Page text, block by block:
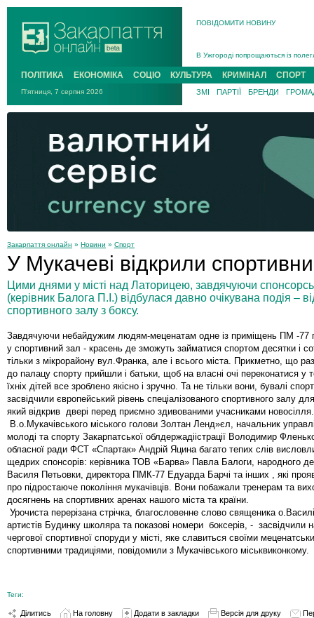
ПОВІДОМИТИ НОВИНУ
В Ужгороді попрощаються із
В Ужгороді 5 серпня
Підтвердили загибель
На війні з рф поліг військовий з
На Хустщині внаслідок ДТП за
Інструктора районного ТЦК на
ПОЛІТИКА ЕКОНОМІКА СОЦІО КУЛЬТУРА КРИМІНАЛ СПОРТ
П'ятниця, 7 серпня 2026 ЗМІ ПАРТІЇ БРЕНДИ
Закарпаття онлайн » Новини » Спорт
У Мукачеві відкрили
Цими днями у місті над Латорицею, завдячуючи
(керівник Балога П.І.) відбулася давно очікувана подія –
спортивного залу з боксу.
Завдячуючи небайдужим людям-меценатам одне із приміщень ПМ -77
у спортивний зал - красень де зможуть займатися спортом десятки і
тільки з мікрорайону вул.Франка, але і всього міста. Прикметно, що
до палацу спорту прийшли і батьки, щоб на власні очі переконатися у
їхніх дітей все зроблено якісно і зручно. Та не тільки вони, бувалі
засвідчили європейський рівень спеціалізованого спортивного залу
який відкрив двері перед приємно здивованими учасниками новосілля.
В.о.Мукачівського міського голови Золтан Ленд»єл, начальник
молоді та спорту Закарпатської облдержадіістрації Володимир
обласної ради ФСТ «Спартак» Андрій Яцина багато тепих слів
щедрих спонсорів: керівника ТОВ «Барва» Павла Балоги, народного
Василя Петьовки, директора ПМК-77 Едуарда Барчі та інших , які
про підростаюче покоління мукачівців. Вони побажали тренерам та
досягнень на спортивних аренах нашого міста та країни.
Урочиста перерізана стрічка, благословенне слово священика
артистів Будинку школяра та показові номери боксерів, - засвідчили
чергової спортивної споруди у місті, яке славиться своїми
спортивними традиціями, повідомили з Мукачівського міськвиконкому.
Теги:
Ділитись На головну Додати в закладки Версія для друку